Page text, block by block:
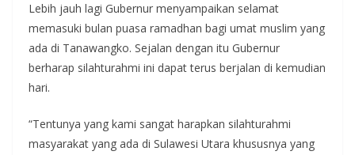
Lebih jauh lagi Gubernur menyampaikan selamat
memasuki bulan puasa ramadhan bagi umat muslim yang
ada di Tanawangko. Sejalan dengan itu Gubernur
berharap silahturahmi ini dapat terus berjalan di kemudian
hari.
“Tentunya yang kami sangat harapkan silahturahmi
masyarakat yang ada di Sulawesi Utara khususnya yang